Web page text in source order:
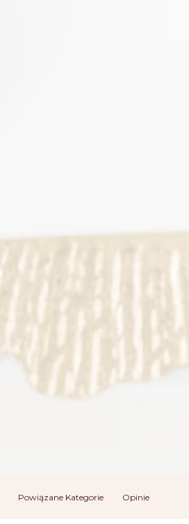
Powiązane Kategorie Opinie